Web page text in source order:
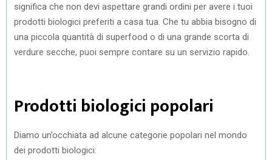
significa che non devi aspettare grandi ordini per avere i tuoi
prodotti biologici preferiti a casa tua. Che tu abbia bisogno di
una piccola quantità di superfood o di una grande scorta di
verdure secche, puoi sempre contare su un servizio rapido.
Prodotti biologici popolari
Diamo un’occhiata ad alcune categorie popolari nel mondo
dei prodotti biologici: